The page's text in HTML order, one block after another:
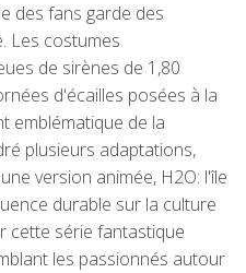
des fans garde des
Les costumes
de sirènes de 1,80
d'écailles posées à la
emblématique de la
plusieurs adaptations,
version animée, H2O: l'île
durable sur la culture
cette série fantastique
les passionnés autour